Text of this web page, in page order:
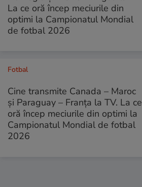
La ce oră încep meciurile din
optimi la Campionatul Mondial
de fotbal 2026
Fotbal
Cine transmite Canada – Maroc
și Paraguay – Franța la TV. La ce
oră încep meciurile din optimi la
Campionatul Mondial de fotbal
2026